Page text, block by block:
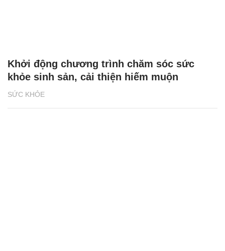
SỨC KHỎE
Khởi động chương trình chăm sóc sức
khỏe sinh sản, cải thiện hiếm muộn